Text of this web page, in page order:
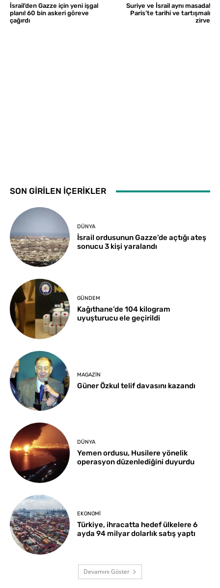
İsrail’den Gazze için yeni işgal
planı! 60 bin askeri göreve
çağırdı
Suriye ve İsrail aynı masada!
Paris’te tarihi ve tartışmalı
zirve
SON GİRİLEN İÇERİKLER
DÜNYA
İsrail ordusunun Gazze’de açtığı ateş
sonucu 3 kişi yaralandı
GÜNDEM
Kağıthane’de 104 kilogram
uyuşturucu ele geçirildi
MAGAZIN
Güner Özkul telif davasını kazandı
DÜNYA
Yemen ordusu, Husilere yönelik
operasyon düzenlediğini duyurdu
EKONOMI
Türkiye, ihracatta hedef ülkelere 6
ayda 94 milyar dolarlık satış yaptı
Devamını Göster